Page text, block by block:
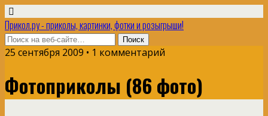
Прикол.ру - приколы, картинки, фотки и розыгрыши!
25 сентября 2009 • 1 комментарий
Фотоприколы (86 фото)